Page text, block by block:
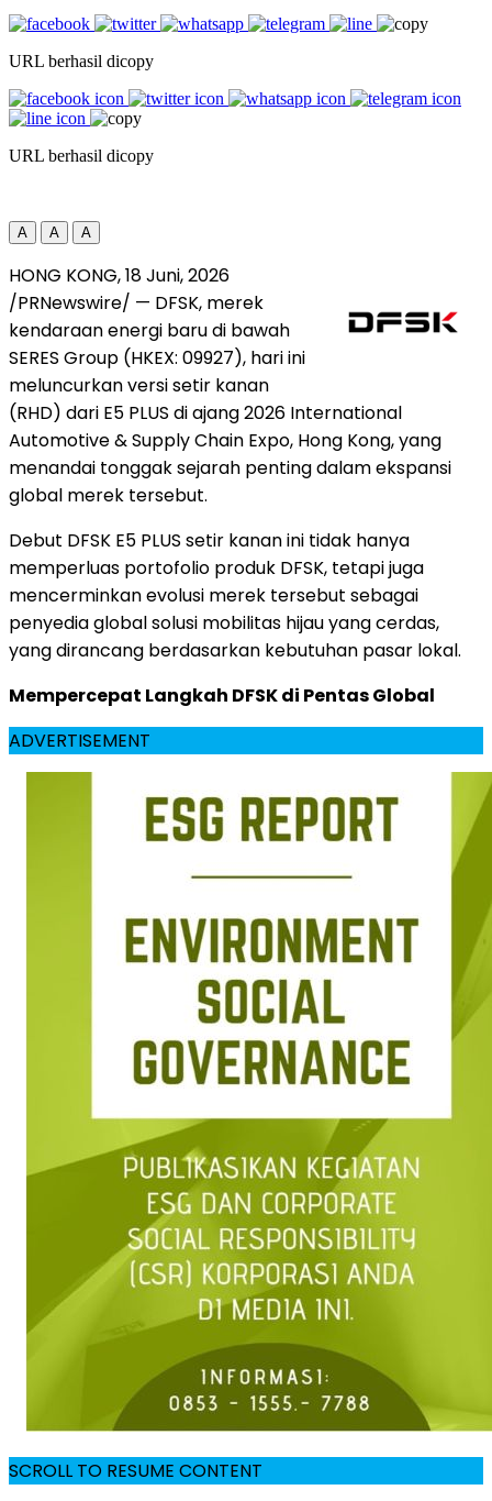
URL berhasil dicopy
URL berhasil dicopy
A A A
HONG KONG,18 Juni, 2026
/PRNewswire/ — DFSK, merek
kendaraan energi baru di bawah
SERES Group (HKEX: 09927), hari ini
meluncurkan versi setir kanan
(RHD) dari E5 PLUS di ajang 2026 International
Automotive & Supply Chain Expo, Hong Kong, yang
menandai tonggak sejarah penting dalam ekspansi
global merek tersebut.
Debut DFSK E5 PLUS setir kanan ini tidak hanya
memperluas portofolio produk DFSK, tetapi juga
mencerminkan evolusi merek tersebut sebagai
penyedia global solusi mobilitas hijau yang cerdas,
yang dirancang berdasarkan kebutuhan pasar lokal.
Mempercepat Langkah DFSK di Pentas Global
ADVERTISEMENT
SCROLL TO RESUME CONTENT